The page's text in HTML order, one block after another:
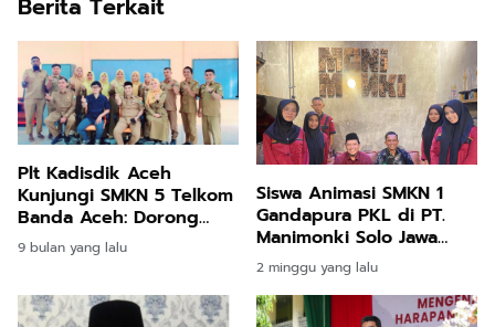
Plt Kadisdik Aceh
Kunjungi SMKN 5 Telkom
Banda Aceh: Dorong
Pendidikan Vokasi
Adaptif dan Anti
9 bulan yang lalu
Siswa Animasi SMKN 1
Gandapura PKL di PT.
Manimonki Solo Jawa
Tengah
2 minggu yang lalu